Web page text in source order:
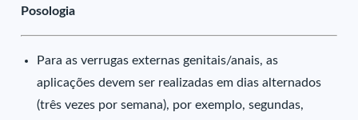
Posologia
Para as verrugas externas genitais/anais, as
aplicações devem ser realizadas em dias alternados
(três vezes por semana), por exemplo, segundas,